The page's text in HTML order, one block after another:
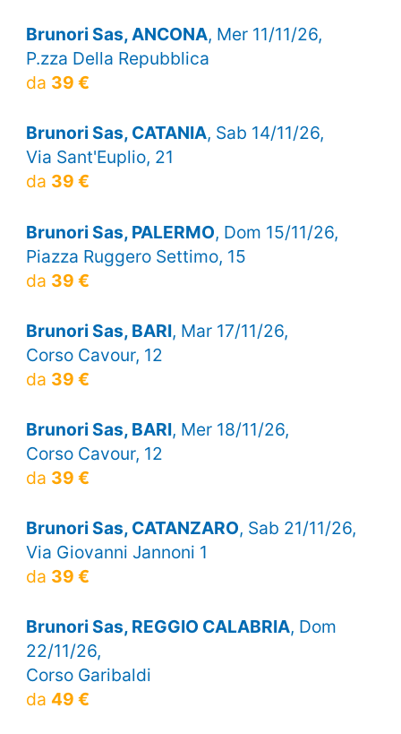
Brunori Sas, ANCONA, Mer 11/11/26,
P.zza Della Repubblica
da 39 €
Brunori Sas, CATANIA, Sab 14/11/26,
Via Sant'Euplio, 21
da 39 €
Brunori Sas, PALERMO, Dom 15/11/26,
Piazza Ruggero Settimo, 15
da 39 €
Brunori Sas, BARI, Mar 17/11/26,
Corso Cavour, 12
da 39 €
Brunori Sas, BARI, Mer 18/11/26,
Corso Cavour, 12
da 39 €
Brunori Sas, CATANZARO, Sab 21/11/26,
Via Giovanni Jannoni 1
da 39 €
Brunori Sas, REGGIO CALABRIA, Dom
22/11/26,
Corso Garibaldi
da 49 €